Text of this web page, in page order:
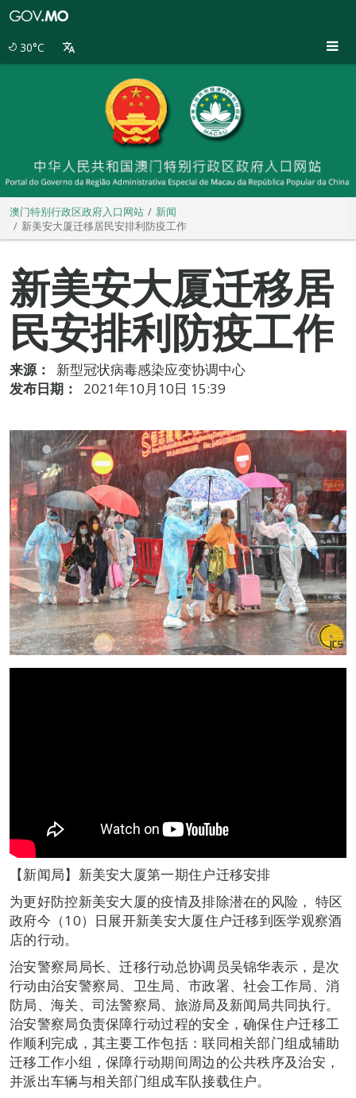
30°C
澳门特别行政区政府入口网站
新闻
新美安大厦迁移居民安排利防疫工作
新美安大厦迁移居
民安排利防疫工作
来源：
新型冠状病毒感染应变协调中心
发布日期：
2021年10月10日 15:39
【新闻局】新美安大厦第一期住户迁移安排
为更好防控新美安大厦的疫情及排除潜在的风险， 特区
政府今（10）日展开新美安大厦住户迁移到医学观察酒
店的行动。
治安警察局局长、迁移行动总协调员吴锦华表示，是次
行动由治安警察局、卫生局、市政署、社会工作局、消
防局、海关、司法警察局、旅游局及新闻局共同执行。
治安警察局负责保障行动过程的安全，确保住户迁移工
作顺利完成，其主要工作包括：联同相关部门组成辅助
迁移工作小组，保障行动期间周边的公共秩序及治安，
并派出车辆与相关部门组成车队接载住户。